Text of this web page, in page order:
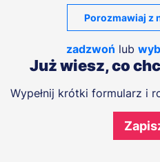
Porozmawiaj z
zadzwoń lub
Już wiesz, co
Wypełnij krótki formularz i